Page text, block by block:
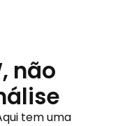
não
tem uma